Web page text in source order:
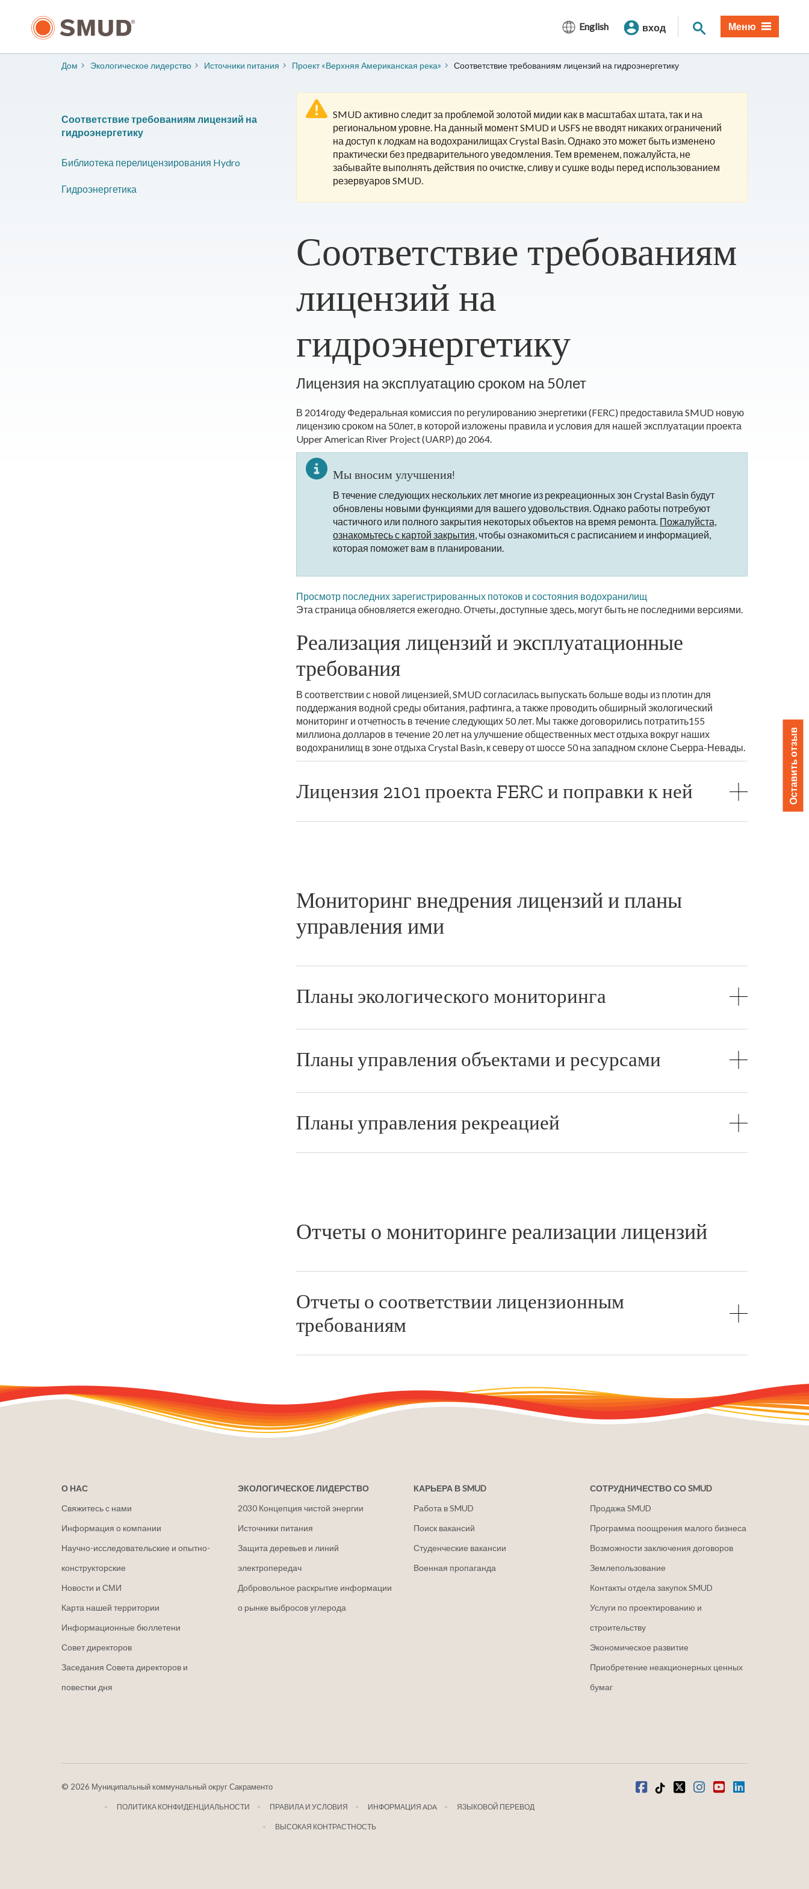
основному
English вход Поиск по сайту
Меню
Дом ​Экологическое лидерство ​Источники питания Проект «Верхняя Американская река» Соответствие требованиям лицензий на гидроэнергетику
SMUD активно следит за проблемой золотой мидии как в масштабах штата, так и на
региональном уровне. На данный момент SMUD и USFS не вводят никаких ограничений
на доступ к лодкам на водохранилищах Crystal Basin. Однако это может быть изменено
практически без предварительного уведомления. Тем временем, пожалуйста, не
забывайте выполнять действия по очистке, сливу и сушке воды перед использованием
резервуаров SMUD.
Соответствие требованиям
лицензий на
гидроэнергетику
Лицензия на эксплуатацию сроком на 50лет
В 2014году Федеральная комиссия по регулированию энергетики (FERC) предоставила SMUD новую
лицензию сроком на 50лет, в которой изложены правила и условия для нашей эксплуатации проекта
Upper American River Project (UARP) до 2064.
Мы вносим улучшения!
В течение следующих нескольких лет многие из рекреационных зон Crystal Basin будут
обновлены новыми функциями для вашего удовольствия. Однако работы потребуют
частичного или полного закрытия некоторых объектов на время ремонта. Пожалуйста,
ознакомьтесь с картой закрытия, чтобы ознакомиться с расписанием и информацией,
которая поможет вам в планировании.
Просмотр последних зарегистрированных потоков и состояния водохранилищ
Эта страница обновляется ежегодно. Отчеты, доступные здесь, могут быть не последними версиями.
Реализация лицензий и эксплуатационные
требования
В соответствии с новой лицензией, SMUD согласилась выпускать больше воды из плотин для
поддержания водной среды обитания, рафтинга, а также проводить обширный экологический
мониторинг и отчетность в течение следующих 50 лет. Мы также договорились потратить155
миллиона долларов в течение 20 лет на улучшение общественных мест отдыха вокруг наших
водохранилищ в зоне отдыха Crystal Basin, к северу от шоссе 50 на западном склоне Сьерра-Невады.
Лицензия 2101 проекта FERC и поправки к ней
Мониторинг внедрения лицензий и планы
управления ими
Планы экологического мониторинга
Планы управления объектами и ресурсами
Планы управления рекреацией
Отчеты о мониторинге реализации лицензий
Отчеты о соответствии лицензионным
требованиям
Соответствие требованиям лицензий на
гидроэнергетику
Библиотека перелицензирования Hydro
Гидроэнергетика
О НАС
Свяжитесь с нами
Информация о компании
Научно-исследовательские и опытно-
конструкторские
Новости и СМИ
Карта нашей территории
Информационные бюллетени
Совет директоров
Заседания Совета директоров и
повестки дня
ЭКОЛОГИЧЕСКОЕ ЛИДЕРСТВО
2030 Концепция чистой энергии
Источники питания
Защита деревьев и линий
электропередач
Добровольное раскрытие информации
о рынке выбросов углерода
КАРЬЕРА В SMUD
Работа в SMUD
Поиск вакансий
Студенческие вакансии
Военная пропаганда
СОТРУДНИЧЕСТВО СО SMUD
Продажа SMUD
Программа поощрения малого бизнеса
Возможности заключения договоров
Землепользование
Контакты отдела закупок SMUD
Услуги по проектированию и
строительству
Экономическое развитие
Приобретение неакционерных ценных
бумаг
© 2026 Муниципальный коммунальный округ Сакраменто
ПОЛИТИКА КОНФИДЕНЦИАЛЬНОСТИ ПРАВИЛА И УСЛОВИЯ ИНФОРМАЦИЯ ADA ЯЗЫКОВОЙ ПЕРЕВОД
ВЫСОКАЯ КОНТРАСТНОСТЬ
Фейсбук
Тик-Токщебетать
Инстаграм
ЮтубLinkedIn
Оставить отзыв